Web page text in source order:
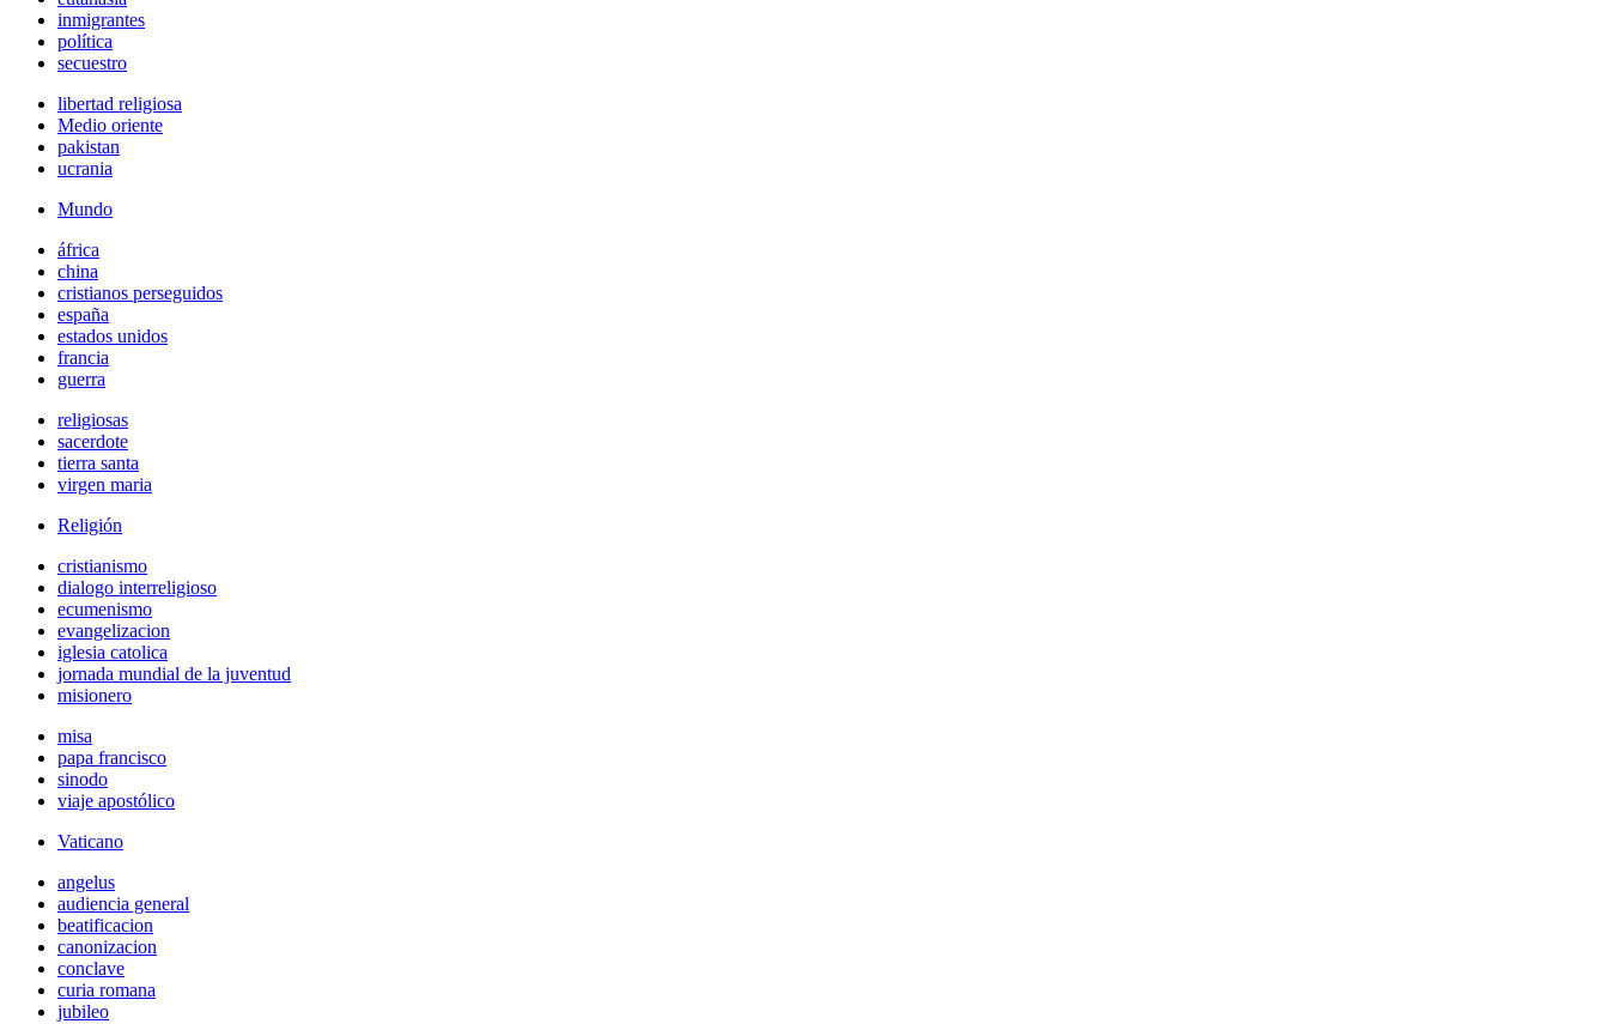
inmigrantes
política
secuestro
libertad religiosa
Medio oriente
pakistan
ucrania
Mundo
áfrica
china
cristianos perseguidos
españa
estados unidos
francia
guerra
religiosas
sacerdote
tierra santa
virgen maria
Religión
cristianismo
dialogo interreligioso
ecumenismo
evangelizacion
iglesia catolica
jornada mundial de la juventud
misionero
misa
papa francisco
sinodo
viaje apostólico
Vaticano
angelus
audiencia general
beatificacion
canonizacion
conclave
curia romana
jubileo